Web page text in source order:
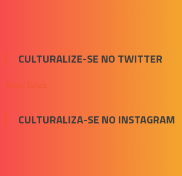
CULTURALIZE-SE NO TWITTER
Meus Tuítes
CULTURALIZA-SE NO INSTAGRAM